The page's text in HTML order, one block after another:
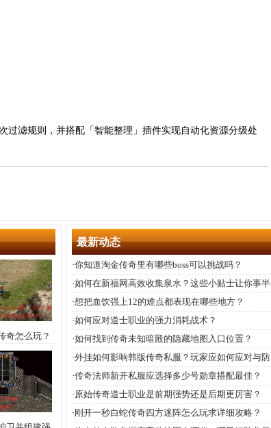
过滤规则，并搭配「智能整理」插件实现自动化资源分级处
最新动态
·你知道淘金传奇里有哪些boss可以挑战吗？
·如何在新福网高效收集泉水？这些小贴士让你事半
功倍。
·想把血饮强上12的难点都表现在哪些地方？
·如何应对道士职业的强力消耗战术？
·如何找到传奇未知暗殿的隐藏地图入口位置？
·外挂如何影响韩版传奇私服？玩家应如何应对与防
范？
·传奇法师新开私服应选择多少号勋章搭配最佳？
·原始传奇道士职业是前期强势还是后期更厉害？
· 刚开一秒白蛇传奇四方迷阵怎么玩求详细攻略？
奇怎么玩？
手成为大师
？